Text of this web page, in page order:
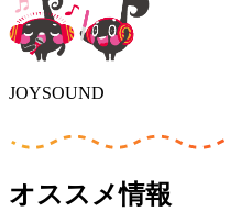
JOYSOUND
オススメ情報